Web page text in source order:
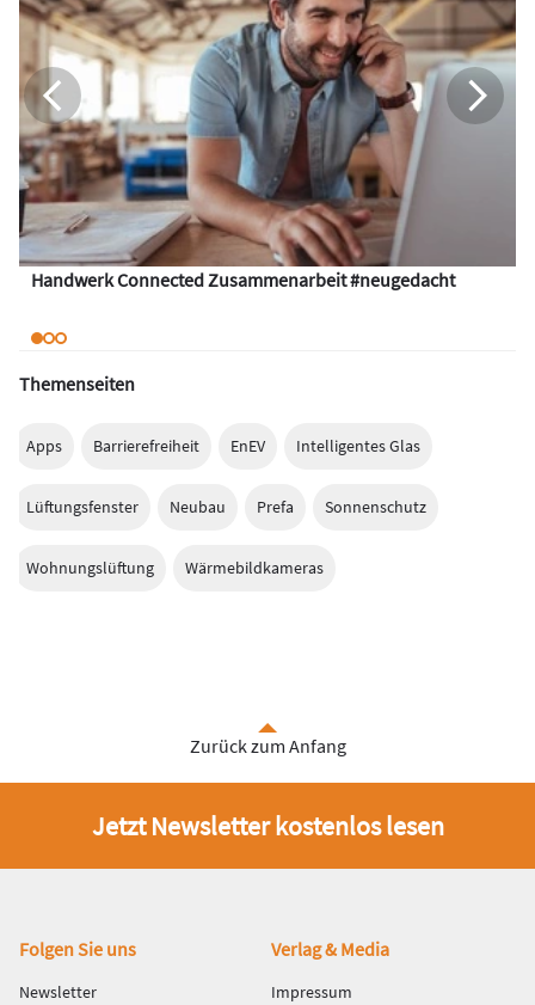
Handwerk Connected Zusammenarbeit #neugedacht
Themenseiten
Apps Barrierefreiheit EnEV Intelligentes Glas
Lüftungsfenster Neubau Prefa Sonnenschutz
Wohnungslüftung Wärmebildkameras
Zurück zum Anfang
Jetzt Newsletter kostenlos lesen
Fußbereich
Folgen Sie uns
Newsletter
Verlag & Media
Impressum